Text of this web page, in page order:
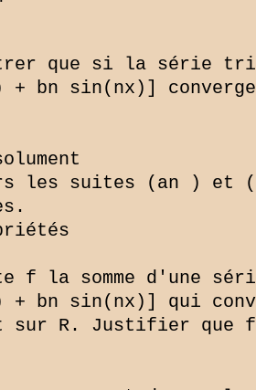
que si la série
+ bn sin(nx)] converge
les suites (an ) et
f la somme d'une
+ bn sin(nx)] qui
sur R. Justifier que